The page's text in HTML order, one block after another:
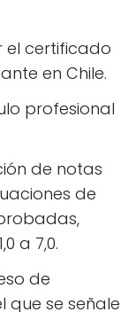
el certificado
en Chile.
profesional
de notas
de
a 7,0.
de
que se señale